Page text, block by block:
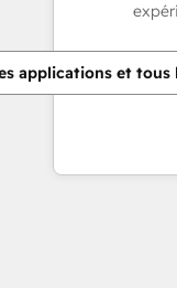
applications et tous